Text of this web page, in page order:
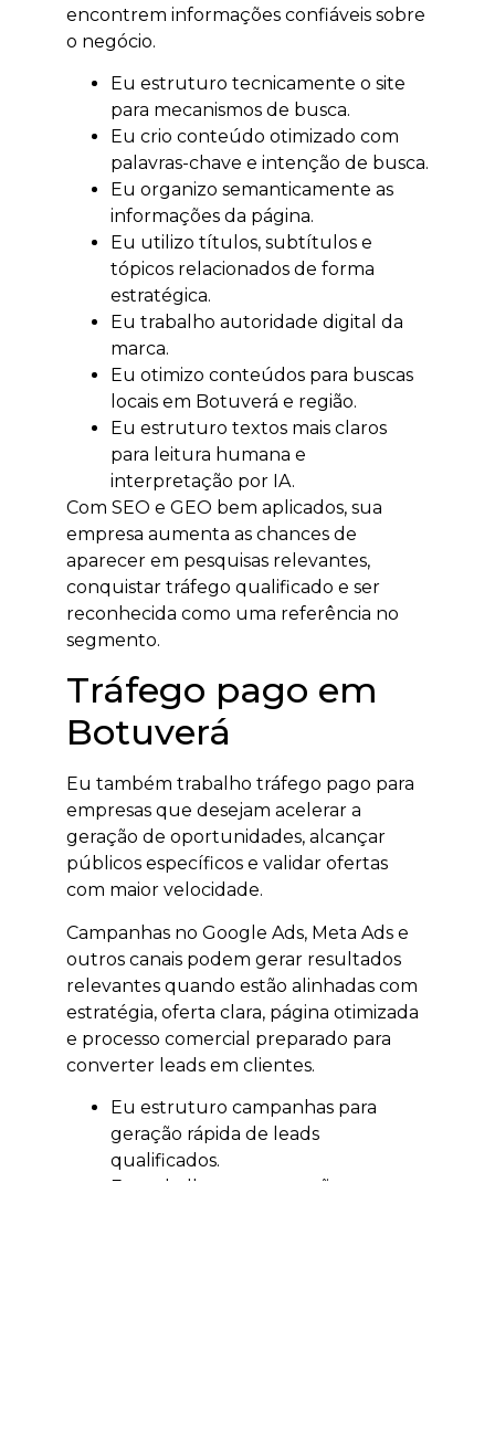
encontrem informações confiáveis sobre
o negócio.
Eu estruturo tecnicamente o site
para mecanismos de busca.
Eu crio conteúdo otimizado com
palavras-chave e intenção de busca.
Eu organizo semanticamente as
informações da página.
Eu utilizo títulos, subtítulos e
tópicos relacionados de forma
estratégica.
Eu trabalho autoridade digital da
marca.
Eu otimizo conteúdos para buscas
locais em Botuverá e região.
Eu estruturo textos mais claros
para leitura humana e
interpretação por IA.
Com SEO e GEO bem aplicados, sua
empresa aumenta as chances de
aparecer em pesquisas relevantes,
conquistar tráfego qualificado e ser
reconhecida como uma referência no
segmento.
Tráfego pago em
Botuverá
Eu também trabalho tráfego pago para
empresas que desejam acelerar a
geração de oportunidades, alcançar
públicos específicos e validar ofertas
com maior velocidade.
Campanhas no Google Ads, Meta Ads e
outros canais podem gerar resultados
relevantes quando estão alinhadas com
estratégia, oferta clara, página otimizada
e processo comercial preparado para
converter leads em clientes.
Eu estruturo campanhas para
geração rápida de leads
qualificados.
Eu trabalho segmentação por